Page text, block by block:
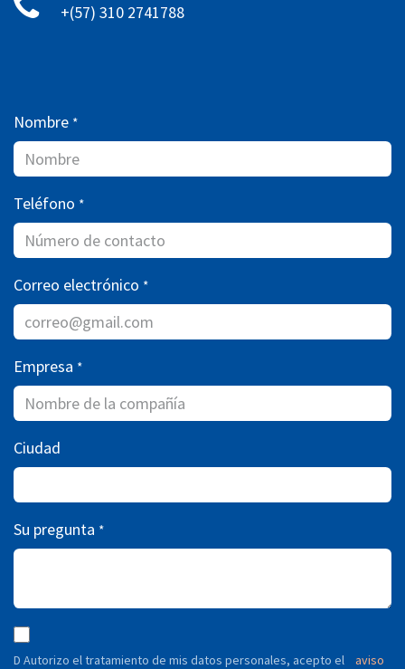
+(57) 310 2741788
Nombre *
Teléfono *
Correo electrónico *
Empresa *
Ciudad
Su pregunta *
D Autorizo ​​el tratamiento de mis datos personales, acepto el
aviso